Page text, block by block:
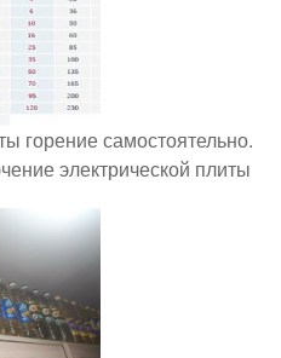
горение самостоятельно.
электрической плиты